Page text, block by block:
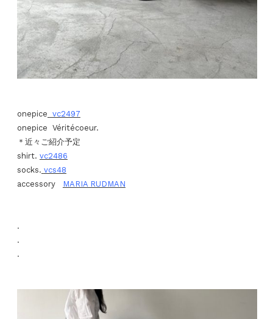
onepice vc2497
onepice Véritécoeur.
＊近々ご紹介予定
shirt. vc2486
socks. vcs48
accessory
MARIA RUDMAN
.
.
.